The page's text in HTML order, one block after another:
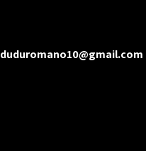
duduromano10@gmail.com